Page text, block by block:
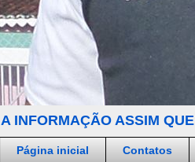
A INFORMAÇÃO ASSIM
Página inicial Contatos